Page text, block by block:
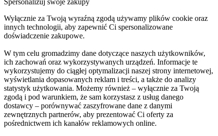
Spersonalizuj swoje zakupy
Wyłącznie za Twoją wyraźną zgodą używamy plików cookie oraz
innych technologii, aby zapewnić Ci spersonalizowane
doświadczenie zakupowe.
W tym celu gromadzimy dane dotyczące naszych użytkowników,
ich zachowań oraz wykorzystywanych urządzeń. Informacje te
wykorzystujemy do ciągłej optymalizacji naszej strony internetowej,
wyświetlania dopasowanych reklam i treści, a także do analizy
statystyk użytkowania. Możemy również – wyłącznie za Twoją
zgodą i pod warunkiem, że sam korzystasz z usług danego
dostawcy – porównywać zaszyfrowane dane z danymi
zewnętrznych partnerów, aby prezentować Ci oferty za
pośrednictwem ich kanałów reklamowych online.